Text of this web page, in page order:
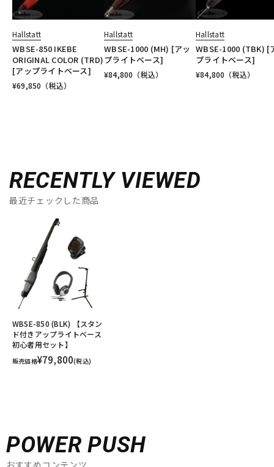
Hallstatt
WBSE-850 IKEBE
ORIGINAL COLOR (TRD)
[アップライトベース]
¥69,850 （税込）
Hallstatt
WBSE-1000 (MH) [アッ
プライトベース]
¥84,800 （税込）
Hallstatt
WBSE-1000 (TBK) [
プライトベース]
¥84,800 （税込）
RECENTLY VIEWED
最近チェックした商品
WBSE-850 (BLK) 【スタン
ド付きアップライトベース
初心者用セット】
販売価格¥79,800(税込)
POWER PUSH